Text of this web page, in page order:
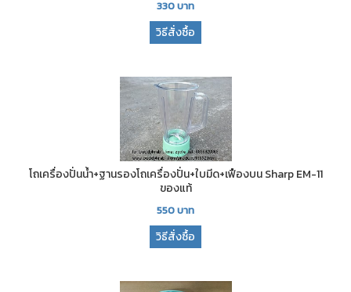
330บาท
วิธีสั่งซื้อ
โถเครื่องปั่นน้ำ+ฐานรองโถเครื่องปั่น+ใบมีด+เฟืองบน Sharp EM-11
ของแท้
550บาท
วิธีสั่งซื้อ